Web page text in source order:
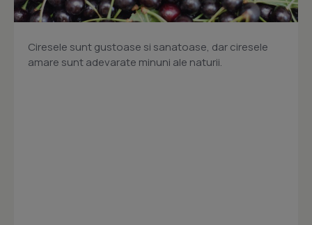
Ciresele sunt gustoase si sanatoase, dar ciresele
amare sunt adevarate minuni ale naturii.